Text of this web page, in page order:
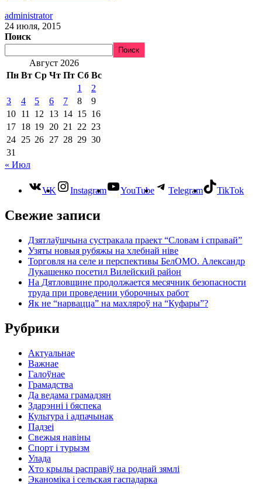
administrator
24 июля, 2015
Поиск
Поиск
Август 2026
Пн Вт Ср Чт Пт Сб Вс
1
2
3
4 5 6 7 8
9
10 11 12 13 14 15 16
17 18 19 20 21 22 23
24 25 26 27 28 29 30
31
« Июл
VK Instagram YouTube Telegram TikTok
Свежие записи
Дзятлаўшчына сустракала праект “Словам і справай”
Узяты новыя рубяжы на хлебнай ніве
Торговля на селе и перспективы БелОМО. Александр
Лукашенко посетил Вилейский район
На Дятловщине продолжается месячник безопасности
труда при проведении уборочных работ
Як не “нарвацца” на махляроў на “Куфары”?
Рубрики
Актуальнае
Важнае
Галоўнае
Грамадства
Да ведама грамадзян
Здарэнні і бяспека
Культура і адпачынак
Падзеі
Свежыя навіны
Спорт і турызм
Улада
Хто крылы расправіў на роднай зямлі
Эканоміка і сельская гаспадарка